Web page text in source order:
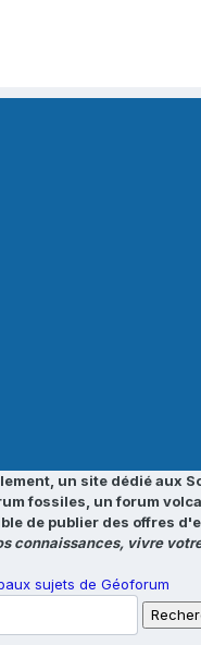
un site dédié aux
fossiles, un forum
de publier des offres
connaissances, vivre
sujets de Géoforum